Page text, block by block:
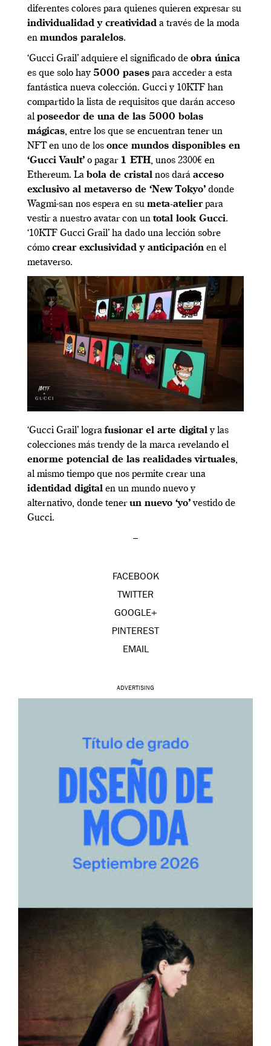
diferentes colores para quienes quieren expresar su
individualidad y creatividad a través de la moda
en mundos paralelos.
‘Gucci Grail’ adquiere el significado de obra única
es que solo hay5000 pases para acceder a esta
fantástica nueva colección. Gucci y 10KTF han
compartido la lista de requisitos que darán acceso
al poseedor de una de las 5000 bolas
mágicas, entre los que se encuentran tener un
NFT en uno de los once mundos disponibles en
‘Gucci Vault’ o pagar 1 ETH, unos 2300€ en
Ethereum. La bola de cristal nos dará acceso
exclusivo al metaverso de ‘New Tokyo’ donde
Wagmi-san nos espera en su meta-atelierpara
vestir a nuestro avatar con un total look Gucci.
‘10KTF Gucci Grail’ ha dado una lección sobre
cómo crear exclusividad y anticipación en el
metaverso.
‘Gucci Grail’ lografusionar el arte digitaly las
colecciones más trendy de la marca revelando el
enorme potencial de las realidades virtuales,
al mismo tiempo que nos permite crear una
identidad digital en un mundo nuevo y
alternativo, donde tenerun nuevo ‘yo’vestido de
Gucci.
–
FACEBOOK
TWITTER
GOOGLE+
PINTEREST
EMAIL
ADVERTISING